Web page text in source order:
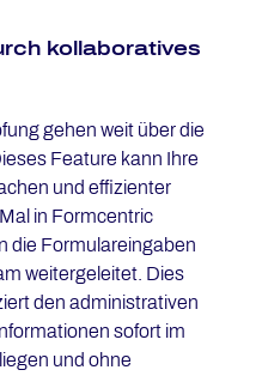
kol­la­bo­ra­ti­ves
gehen weit über die
Feature kann Ihre
und effizienter
in Formcentric
die Formulareingaben
weitergeleitet. Dies
den administrativen
sofort im
und ohne